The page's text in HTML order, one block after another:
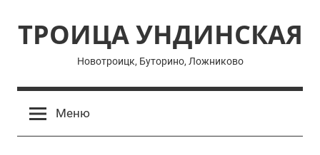
содержимому
ТРОИЦА УНДИНСКАЯ
Новотроицк, Буторино, Ложниково
Меню